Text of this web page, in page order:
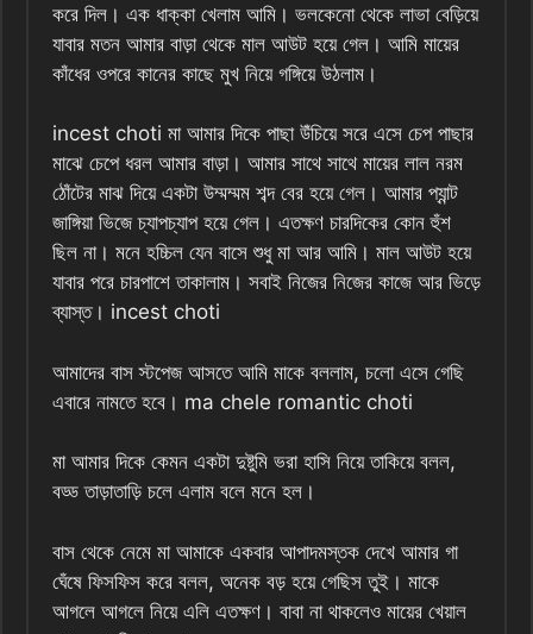
করে দিল। এক ধাক্কা খেলাম আমি। ভলকেনো থেকে লাভা বেড়িয়ে
যাবার মতন আমার বাড়া থেকে মাল আউট হয়ে গেল। আমি মায়ের
কাঁধের ওপরে কানের কাছে মুখ নিয়ে গঙ্গিয়ে উঠলাম।
incest choti মা আমার দিকে পাছা উঁচিয়ে সরে এসে চেপ পাছার
মাঝে চেপে ধরল আমার বাড়া। আমার সাথে সাথে মায়ের লাল নরম
ঠোঁটের মাঝ দিয়ে একটা উম্মম্মম শব্দ বের হয়ে গেল। আমার প্যান্ট
জাঙ্গিয়া ভিজে চ্যাপচ্যাপ হয়ে গেল। এতক্ষণ চারদিকের কোন হুঁশ
ছিল না। মনে হচ্চিল যেন বাসে শুধু মা আর আমি। মাল আউট হয়ে
যাবার পরে চারপাশে তাকালাম। সবাই নিজের নিজের কাজে আর ভিড়ে
ব্যাস্ত। incest choti
আমাদের বাস স্টপেজ আসতে আমি মাকে বললাম, চলো এসে গেছি
এবারে নামতে হবে। ma chele romantic choti
মা আমার দিকে কেমন একটা দুষ্টুমি ভরা হাসি নিয়ে তাকিয়ে বলল,
বড্ড তাড়াতাড়ি চলে এলাম বলে মনে হল।
বাস থেকে নেমে মা আমাকে একবার আপাদমস্তক দেখে আমার গা
ঘেঁষে ফিসফিস করে বলল, অনেক বড় হয়ে গেছিস তুই। মাকে
আগলে আগলে নিয়ে এলি এতক্ষণ। বাবা না থাকলেও মায়ের খেয়াল